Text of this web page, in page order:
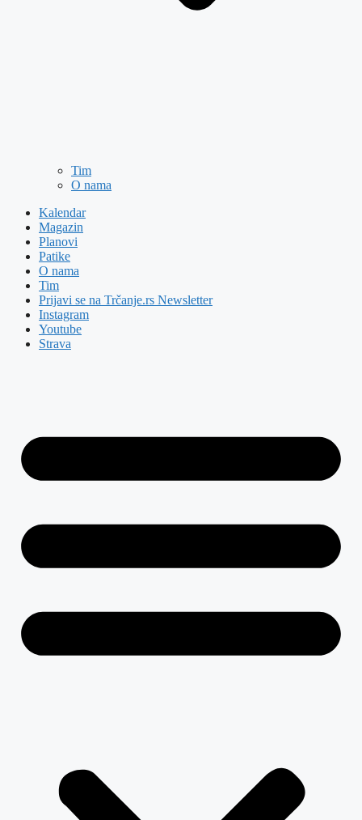
Tim
O nama
Kalendar
Magazin
Planovi
Patike
O nama
Tim
Prijavi se na Trčanje.rs Newsletter
Instagram
Youtube
Strava